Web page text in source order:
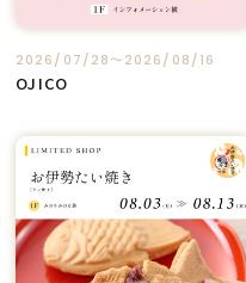
2026/07/28〜2026/08/16
OJICO